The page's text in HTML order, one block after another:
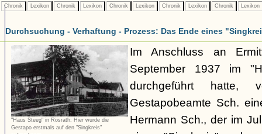
Chronik Lexikon Chronik Lexikon Chronik Lexikon Chronik Lexikon Chronik Lexikon
Durchsuchung - Verhaftung - Prozess: Das Ende eines
"Haus Steeg" in Rösrath: Hier wurde die
Gestapo erstmals auf den "Singkreis"
Im Anschluss an
September 1937 im
durchgeführt hatte,
Gestapobeamte Sch.
Hermann Sch., der im